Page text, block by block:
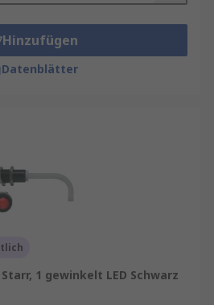
Hinzufügen
Datenblätter
1 gewinkelt LED Schwarz